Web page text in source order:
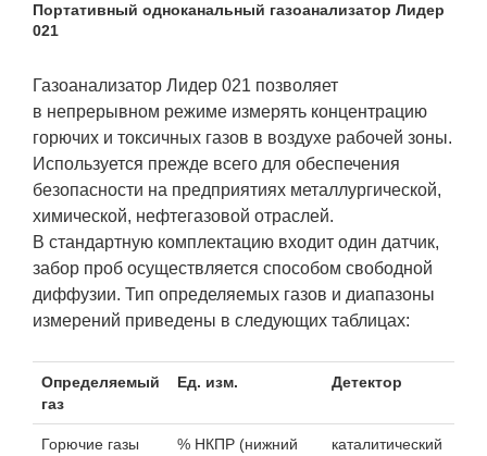
Портативный одноканальный газоанализатор Лидер
021
Газоанализатор Лидер 021 позволяет
в непрерывном режиме измерять концентрацию
горючих и токсичных газов в воздухе рабочей зоны.
Используется прежде всего для обеспечения
безопасности на предприятиях металлургической,
химической, нефтегазовой отраслей.
В стандартную комплектацию входит один датчик,
забор проб осуществляется способом свободной
диффузии. Тип определяемых газов и диапазоны
измерений приведены в следующих таблицах:
Определяемый
газ
Ед. изм. Детектор
Горючие газы
% НКПР (нижний
каталитический